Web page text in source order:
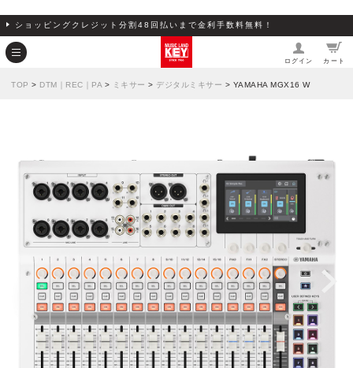
ショッピングクレジット分割48回払いまで金利手数料無料！
ログイン カート
TOP > DTM｜REC｜PA > ミキサー > デジタルミキサー > YAMAHA MGX16 W